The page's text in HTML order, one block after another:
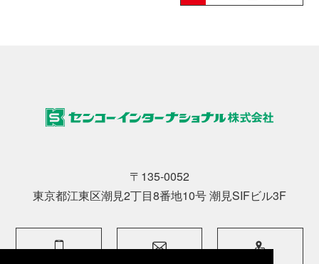
〒135-0052
東京都江東区潮見2丁目8番地10号 潮見SIFビル3F